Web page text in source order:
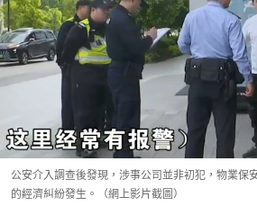
公安介入調查後發現，涉事公司並非初犯，物業保
的經濟糾紛發生。（網上影片截圖）